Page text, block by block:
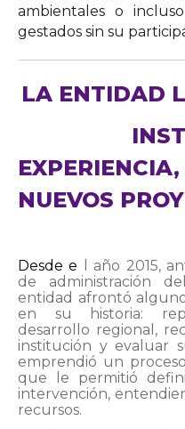
ambientales o
gestados sin su
LA ENTIDAD
NUEVOS
Desde e
l año 2015,
de administración
entidad afrontó
en su historia:
desarrollo regional,
institución y evaluar
emprendió un
que le permitió
intervención,
recursos.